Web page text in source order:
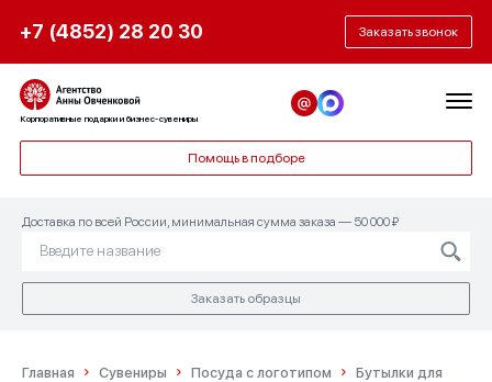
+7 (4852) 28 20 30 Заказать звонок
Корпоративные подарки и бизнес-сувениры
Помощь в подборе
Доставка по всей России, минимальная сумма заказа — 50 000 ₽
Заказать образцы
Главная Сувениры Посуда с логотипом
Бутылки для